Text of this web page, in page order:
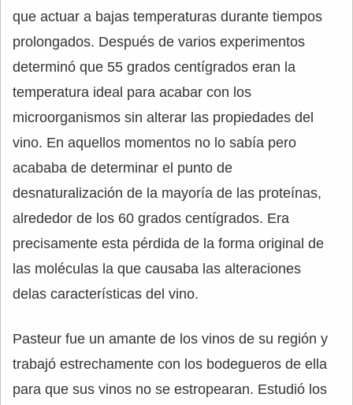
que actuar a bajas temperaturas durante tiempos
prolongados. Después de varios experimentos
determinó que 55 grados centígrados eran la
temperatura ideal para acabar con los
microorganismos sin alterar las propiedades del
vino. En aquellos momentos no lo sabía pero
acababa de determinar el punto de
desnaturalización de la mayoría de las proteínas,
alrededor de los 60 grados centígrados. Era
precisamente esta pérdida de la forma original de
las moléculas la que causaba las alteraciones
delas características del vino.
Pasteur fue un amante de los vinos de su región y
trabajó estrechamente con los bodegueros de ella
para que sus vinos no se estropearan. Estudió los